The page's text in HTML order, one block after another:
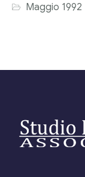
Maggio 1992